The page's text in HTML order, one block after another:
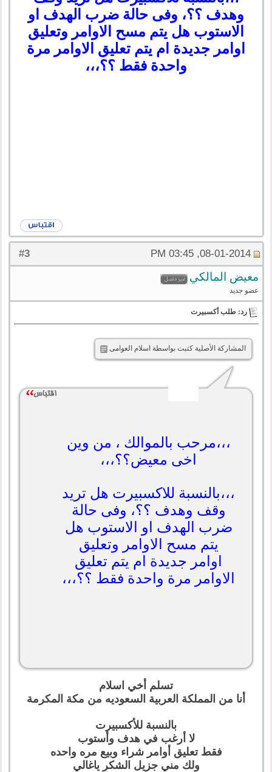
وهدف ؟؟، وفى حالة ضرب الهدف او
الاستوب هل يتم مسح الاوامر وتعليق
اوامر جديدة ام يتم تعليق الاوامر مرة
واحدة فقط ؟؟،،،
#
3 08-01-2014, 03:45 PM
معيض المالكي
عضو جديد
رد: طلب أكسبيرت
المشاركة الأصلية كتبت بواسطة اسلام العوامى
،،،مرحب بالموالك ، من وين
اخى معيض؟؟،،،
،،،بالنسبة للاكسبيرت هل تريد
وقف وهدف ؟؟، وفى حالة
ضرب الهدف او الاستوب هل
يتم مسح الاوامر وتعليق
اوامر جديدة ام يتم تعليق
الاوامر مرة واحدة فقط ؟؟،،،
تسلم أخي اسلام
أنا من المملكة العربية السعوديه من مكة المكرمة
بالنسبة للأكسبيرت
لا أرغب في هدف وأستوب
فقط تعليق أوامر شراء وبيع مره واحده
ولك مني جزيل الشكر ياغالي